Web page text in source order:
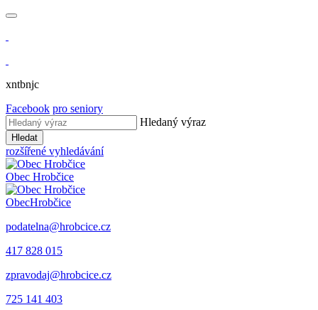
xntbnjc
Facebook pro seniory
Hledaný výraz
Hledat
rozšířené vyhledávání
Obec Hrobčice
ObecHrobčice
podatelna@hrobcice.cz
417 828 015
zpravodaj@hrobcice.cz
725 141 403